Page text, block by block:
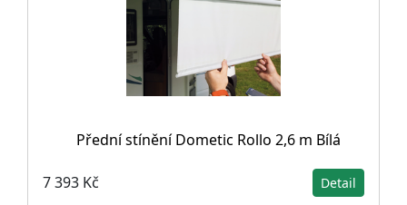
Přední stínění Dometic Rollo 2,6 m Bílá
7 393 Kč Detail